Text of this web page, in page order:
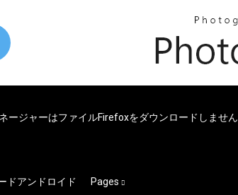
ージャーはファイルFirefoxをダウンロードしません
ドアンドロイド Pages